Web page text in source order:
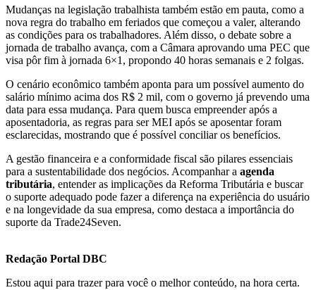
Mudanças na legislação trabalhista também estão em pauta, como a
nova regra do trabalho em feriados que começou a valer, alterando
as condições para os trabalhadores. Além disso, o debate sobre a
jornada de trabalho avança, com a Câmara aprovando uma PEC que
visa pôr fim à jornada 6×1, propondo 40 horas semanais e 2 folgas.
O cenário econômico também aponta para um possível aumento do
salário mínimo acima dos R$ 2 mil, com o governo já prevendo uma
data para essa mudança. Para quem busca empreender após a
aposentadoria, as regras para ser MEI após se aposentar foram
esclarecidas, mostrando que é possível conciliar os benefícios.
A gestão financeira e a conformidade fiscal são pilares essenciais
para a sustentabilidade dos negócios. Acompanhar a agenda
tributária, entender as implicações da Reforma Tributária e buscar
o suporte adequado pode fazer a diferença na experiência do usuário
e na longevidade da sua empresa, como destaca a importância do
suporte da Trade24Seven.
Redação Portal DBC
Estou aqui para trazer para você o melhor conteúdo, na hora certa.